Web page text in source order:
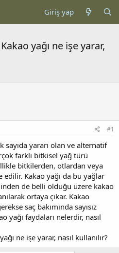
Giriş yap
yağı ne işe yarar,
#1
sayıda yararı olan ve alternatif
farklı bitkisel yağ türü
bitkilerden, otlardan veya
Kakao yağı da bu yağlar
de belli olduğu üzere kakao
ortaya çıkar. Kakao
saç bakımında sayısız
yağı faydaları nelerdir, nasıl
ne işe yarar, nasıl kullanılır?